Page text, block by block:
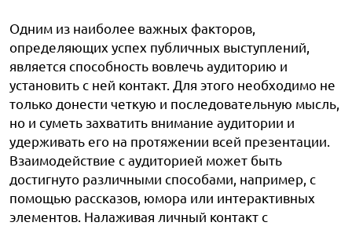
Одним из наиболее важных факторов,
определяющих успех публичных выступлений,
является способность вовлечь аудиторию и
установить с ней контакт. Для этого необходимо не
только донести четкую и последовательную мысль,
но и суметь захватить внимание аудитории и
удерживать его на протяжении всей презентации.
Взаимодействие с аудиторией может быть
достигнуто различными способами, например, с
помощью рассказов, юмора или интерактивных
элементов. Налаживая личный контакт с